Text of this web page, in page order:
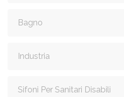
Bagno
Industria
Sifoni Per Sanitari Disabili